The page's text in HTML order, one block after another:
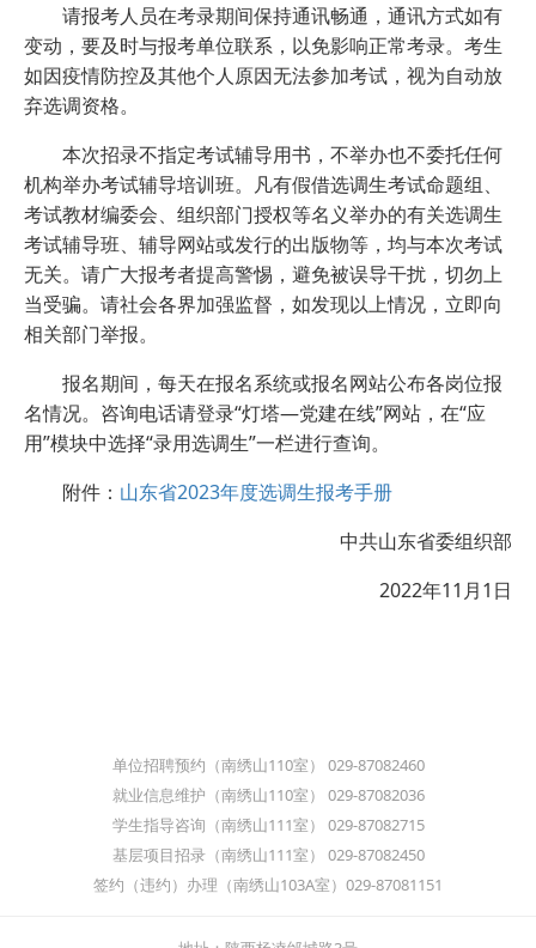
请报考人员在考录期间保持通讯畅通，通讯方式如有
变动，要及时与报考单位联系，以免影响正常考录。考生
如因疫情防控及其他个人原因无法参加考试，视为自动放
弃选调资格。
本次招录不指定考试辅导用书，不举办也不委托任何
机构举办考试辅导培训班。凡有假借选调生考试命题组、
考试教材编委会、组织部门授权等名义举办的有关选调生
考试辅导班、辅导网站或发行的出版物等，均与本次考试
无关。请广大报考者提高警惕，避免被误导干扰，切勿上
当受骗。请社会各界加强监督，如发现以上情况，立即向
相关部门举报。
报名期间，每天在报名系统或报名网站公布各岗位报
名情况。咨询电话请登录“灯塔—党建在线”网站，在“应
用”模块中选择“录用选调生”一栏进行查询。
附件： 山东省2023年度选调生报考手册
中共山东省委组织部
2022年11月1日
单位招聘预约（南绣山110室） 029-87082460
就业信息维护（南绣山110室） 029-87082036
学生指导咨询（南绣山111室） 029-87082715
基层项目招录（南绣山111室） 029-87082450
签约（违约）办理（南绣山103A室）029-87081151